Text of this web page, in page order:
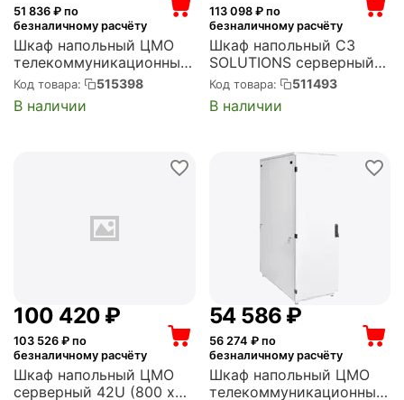
51 836 ₽ по
безналичному расчёту
Шкаф напольный ЦМО
телекоммуникационный
36U (600 x 600) дверь
металл (ШТК-М-36.6.6-
3ААА)
Код товара: 515398
В наличии
113 098₽ по
безналичному расчёту
Шкаф напольный C3
SOLUTIONS серверный
24U 600x1050мм
пер.дв.перфор. 2 бок.пан.
направл.под закл.гайки
металл (C3.RF2401)
Код товара: 511493
В наличии
100 420 ₽
103 526 ₽ по
безналичному расчёту
Шкаф напольный ЦМО
серверный 42U (800 х
54 586 ₽
56 274 ₽ по
безналичному расчёту
Шкаф напольный ЦМО
телекоммуникационный